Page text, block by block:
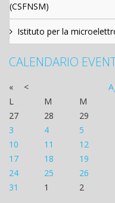
(CSFNSM)
Istituto per la
CALENDARIO
« <
L
M M
27
28 29
3
4 5
10
11 12
17
18 19
24
25 26
31
1 2